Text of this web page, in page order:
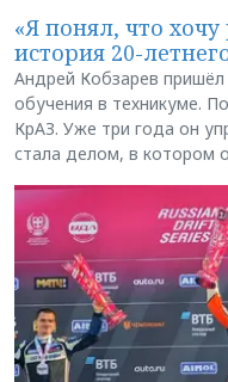
«Я понял, что
история 20-
Андрей Кобзарев
обучения в техникуме.
КрАЗ. Уже три года он
стала делом, в котором